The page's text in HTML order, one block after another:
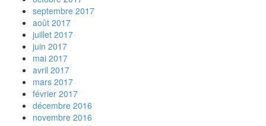
septembre 2017
août 2017
juillet 2017
juin 2017
mai 2017
avril 2017
mars 2017
février 2017
décembre 2016
novembre 2016